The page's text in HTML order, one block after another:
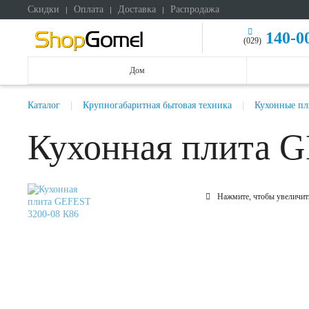
Скидки Оплата Доставка Распродажа
(029) 140-
Дом
Каталог Крупногабаритная бытовая техника Кухонные
Кухонная плита
Нажмите, чтобы